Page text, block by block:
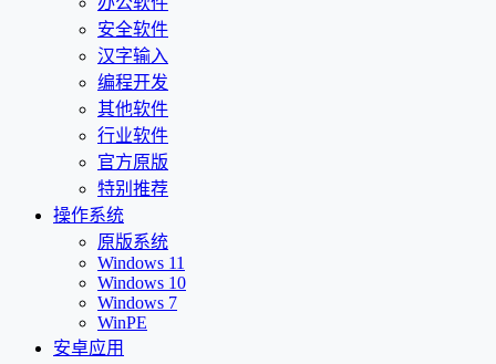
安全软件
汉字输入
编程开发
其他软件
行业软件
官方原版
特别推荐
操作系统
原版系统
Windows 11
Windows 10
Windows 7
WinPE
安卓应用